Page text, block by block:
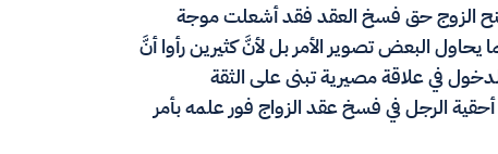
الزوج حق فسخ العقد فقد أشعلت موجة
البعض تصوير الأمر بل لأنَّ كثيرين رأوا أنَّ
في علاقة مصيرية تبنى على الثقة
الرجل في فسخ عقد الزواج فور علمه بأمر